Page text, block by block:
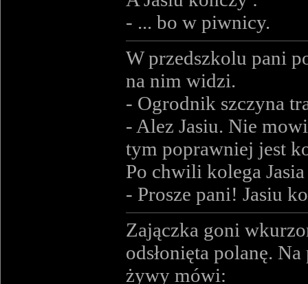
- ... bo w piwnicy.
W przedszkolu pani
na nim widzi.
- Ogrodnik szczyna
- Alez Jasiu. Nie
tym poprawniej jest
Po chwili kolega
- Prosze pani! Jasiu
Zajączka goni
odsłonięta polanę.
żywy mówi: